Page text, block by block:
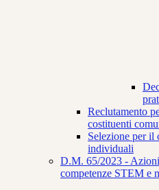
Reclutamento
costituenti
Selezione per il
individuali
D.M. 65/2023 -
competenze STEM e